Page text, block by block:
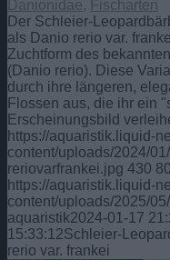
Danionidae, Fischarten
Der Schleier-
als Danio rerio var.
Zuchtform des
(Danio rerio). Diese
durch ihre längeren,
Flossen aus, die ihr ein
Erscheinungsbild
https://aquaristik.liquid-
content/uploads/2024/
reriovarfrankei.jpg 430
https://aquaristik.liquid-
content/uploads/2025/
aquaristik2024-01-17
15:33:12Schleier-
rerio var. frankei